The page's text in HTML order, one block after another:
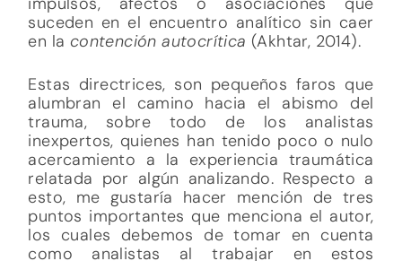
suceden en el encuentro analítico sin caer
en la contención autocrítica (Akhtar, 2014).
Estas directrices, son pequeños faros que
alumbran el camino hacia el abismo del
trauma, sobre todo de los analistas
inexpertos, quienes han tenido poco o nulo
acercamiento a la experiencia traumática
relatada por algún analizando. Respecto a
esto, me gustaría hacer mención de tres
puntos importantes que menciona el autor,
los cuales debemos de tomar en cuenta
como analistas al trabajar en estos